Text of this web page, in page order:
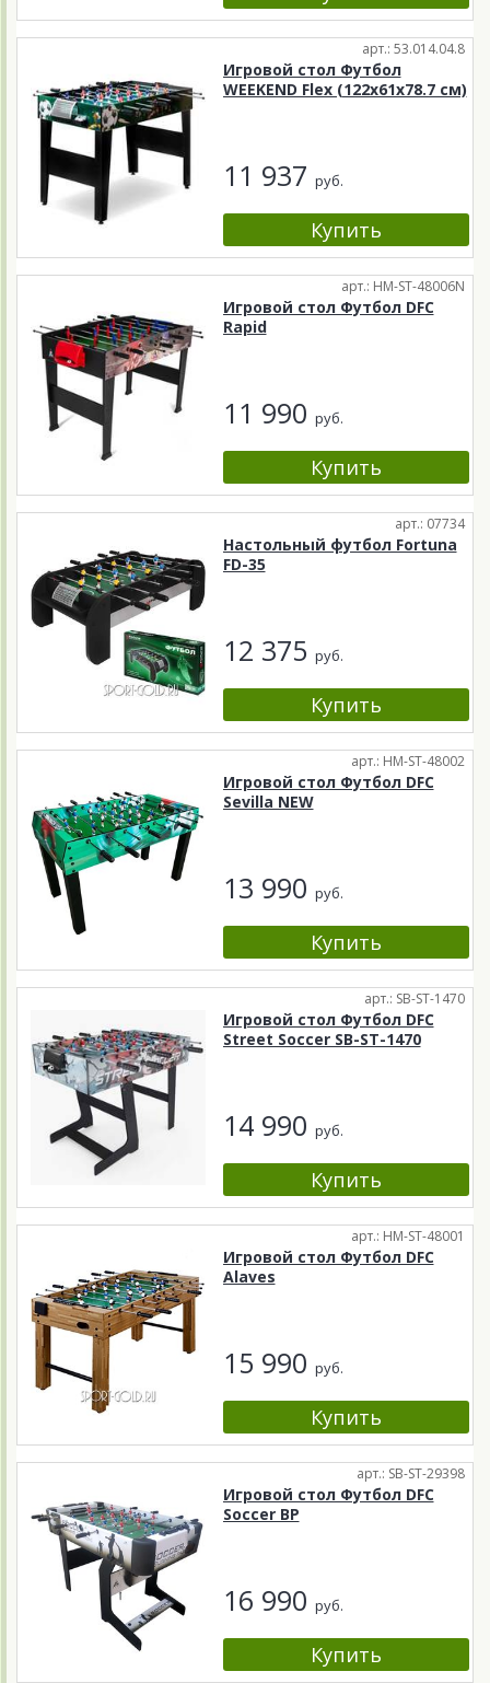
арт.: 53.014.04.8
Игровой стол Футбол
WEEKEND Flex (122x61x78.7 см)
11 937 руб.
арт.: HM-ST-48006N
Игровой стол Футбол DFC
Rapid
11 990 руб.
арт.: 07734
Настольный футбол Fortuna
FD-35
12 375 руб.
арт.: HM-ST-48002
Игровой стол Футбол DFC
Sevilla NEW
13 990 руб.
арт.: SB-ST-1470
Игровой стол Футбол DFC
Street Soccer SB-ST-1470
14 990 руб.
арт.: HM-ST-48001
Игровой стол Футбол DFC
Alaves
15 990 руб.
арт.: SB-ST-29398
Игровой стол Футбол DFC
Soccer BP
16 990 руб.